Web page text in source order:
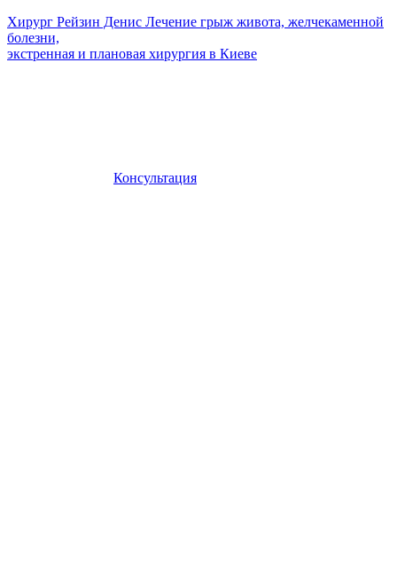
Хирург Рейзин Денис Лечение грыж живота, желчекаменной
болезни,
экстренная и плановая хирургия в Киеве
Консультация